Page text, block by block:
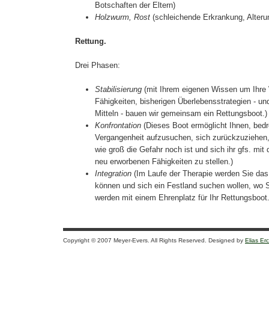
Botschaften der Eltern)
Holzwurm, Rost (schleichende Erkrankung,
Rettung.
Drei Phasen:
Stabilisierung (mit Ihrem eigenen Wissen um
Fähigkeiten, bisherigen Überlebensstrategien -
Mitteln - bauen wir gemeinsam ein Rettungsboot.)
Konfrontation (Dieses Boot ermöglicht Ihnen,
Vergangenheit aufzusuchen, sich
wie groß die Gefahr noch ist und sich ihr gfs. mit
neu erworbenen Fähigkeiten zu stellen.)
Integration (Im Laufe der Therapie werden Sie
können und sich ein Festland suchen wollen, wo
werden mit einem Ehrenplatz für Ihr
Copyright © 2007 Meyer-Evers. All Rights Reserved. Designed by Elias